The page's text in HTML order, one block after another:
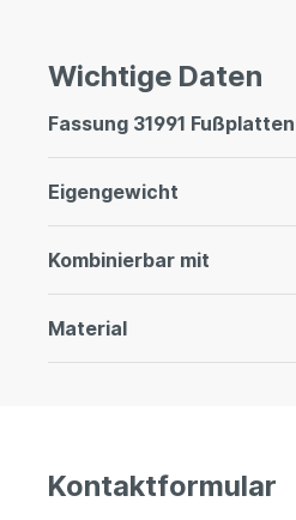
Wichtige Daten
Fassung 31991 Fußplatten
Eigengewicht
Kombinierbar mit
Material
Kontaktformular